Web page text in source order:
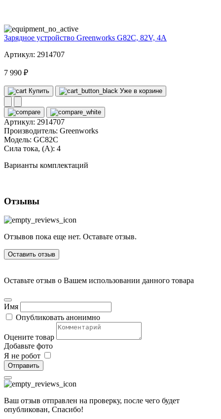
Зарядное устройство Greenworks G82C, 82V, 4А
Артикул: 2914707
7 990 ₽
Купить Уже в корзине
Артикул: 2914707
Производитель: Greenworks
Модель: GC82C
Сила тока, (А): 4
Варианты комплектаций
Отзывы
Отзывов пока еще нет. Оставьте отзыв.
Оставить отзыв
Оставьте отзыв о Вашем использовании данного товара
Имя
Опубликовать анонимно
Оцените товар
Добавьте фото
Я не робот
Отправить
Ваш отзыв отправлен на проверку, после чего будет
опубликован, Спасибо!